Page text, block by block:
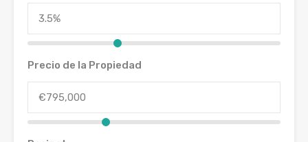
Precio de la Propiedad